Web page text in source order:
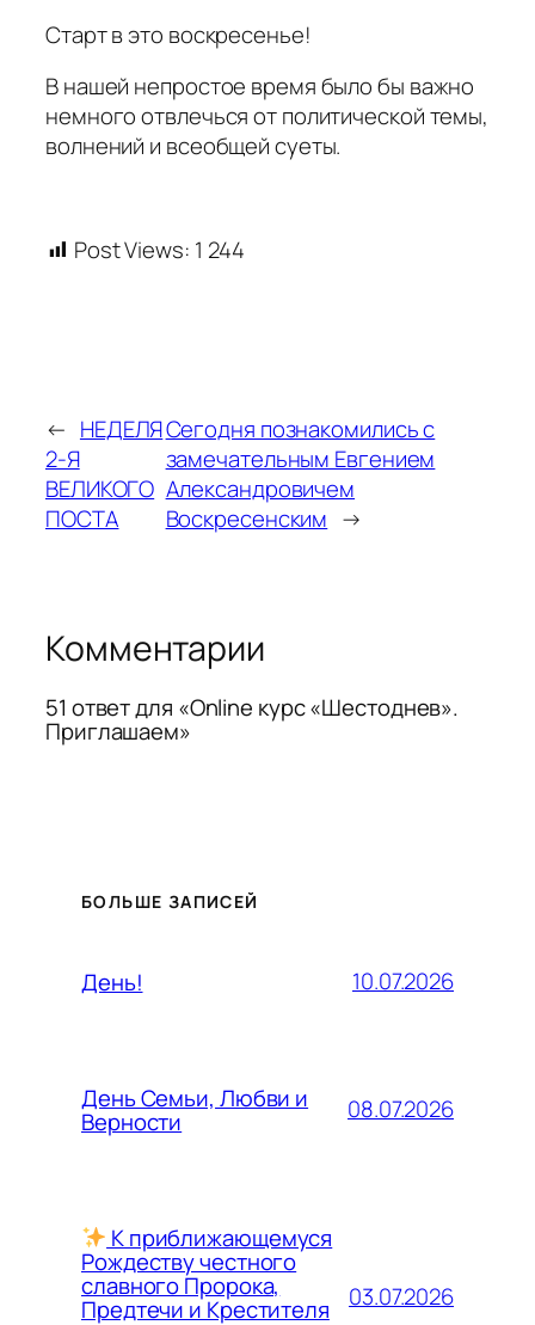
Старт в это воскресенье!
В нашей непростое время было бы важно
немного отвлечься от политической темы,
волнений и всеобщей суеты.
Post Views: 1 244
← НЕДЕЛЯ
2-Я
ВЕЛИКОГО
ПОСТА
Сегодня познакомились с
замечательным Евгением
Александровичем
Воскресенским →
Комментарии
51 ответ для «Online курс «Шестоднев».
Приглашаем»
БОЛЬШЕ ЗАПИСЕЙ
День! 10.07.2026
День Семьи, Любви и
Верности 08.07.2026
К приближающемуся
Рождеству честного
славного Пророка,
Предтечи и Крестителя 03.07.2026